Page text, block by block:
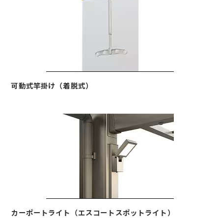
可動式竿掛け（着脱式）
カーポートライト（エスコートスポットライト）